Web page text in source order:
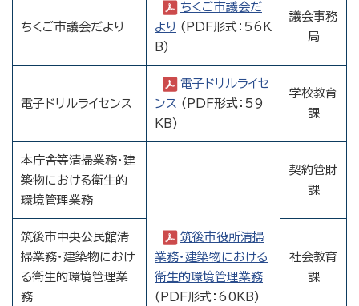
ちくご市議会だより
ちくご市議会だ
より (PDF形式：56K
B)
議会事務
局
電子ドリルライセンス
電子ドリルライセ
ンス (PDF形式：59
KB)
学校教育
課
本庁舎等清掃業務・建
築物における衛生的
環境管理業務
筑後市役所清掃
業務・建築物における
衛生的環境管理業務
(PDF形式：60KB)
契約管財
課
筑後市中央公民館清
掃業務・建築物におけ
る衛生的環境管理業
務
社会教育
課